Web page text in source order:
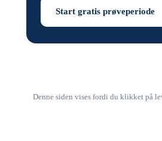
Start gratis prøveperiode
Denne siden vises fordi du klikket på